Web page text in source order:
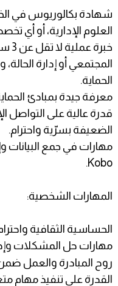
شهادة بكالوريوس في
العلوم الإدارية، أو أي
المجتمعي أو إدارة
الحماية.
معرفة جيدة بمبادئ
قدرة عالية على التواصل
الضعيفة بسرّية واحترام.
مهارات في جمع البيانات
Kobo.
المهارات الشخصية:
الحساسية الثقافية
مهارات حل المشكلات
روح المبادرة والعمل
القدرة على تنفيذ مهام